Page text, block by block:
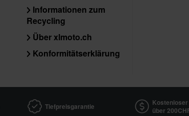
Informationen zum
Recycling
Über xlmoto.ch
Konformitätserklärung
Tiefpreisgarantie
über